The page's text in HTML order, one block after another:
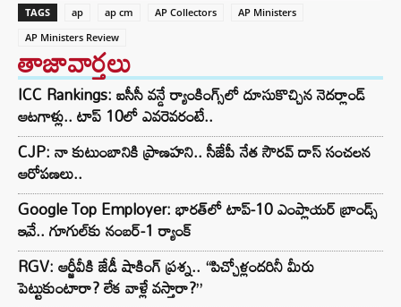
TAGS ap ap cm AP Collectors
AP Ministers
AP Ministers Review
తాజావార్తలు
ICC Rankings: ఐసీసీ వన్డే ర్యాంకింగ్స్‌లో దూసుకొచ్చిన నెదర్లాండ్
ఆటగాళ్లు.. టాప్ 10లో ఎవరెవరంటే..
CJP: నా కుటుంబానికి ప్రాణహని.. సీజేపీ నేత సౌరవ్ దాస్ సంచలన
ఆరోపణలు..
Google Top Employer: భారత్‌లో టాప్-10 ఎంప్లాయర్ బ్రాండ్స్
ఇవే.. గూగుల్‌కు నంబర్-1 ర్యాంక్
RGV: ఆర్జీవీకి జేడీ షాకింగ్ ప్రశ్న.. “పిచ్చోళ్లందరినీ మీరు
పెట్టుకుంటారా? లేక వాళ్లే వస్తారా?”